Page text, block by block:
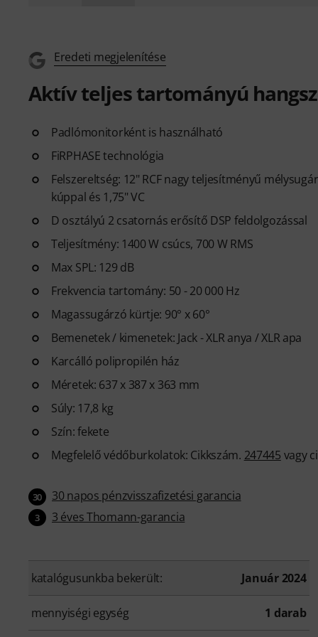
Eredeti megjelenítése
Aktív teljes tartományú
Padlómonitorként is használható
FiRPHASE technológia
Felszereltség: 12" RCF nagy teljesítményű
kúppal és 1,75" VC
D osztályú 2 csatornás erősítő DSP feldolgozással
Teljesítmény: 1400 W csúcs, 700 W RMS
Max SPL: 129 dB
Frekvencia tartomány: 50 - 20 000 Hz
Magassugárzó kürtje: 90° x 60°
Bemenetek / kimenetek: Jack - XLR anya / XLR apa
Karcálló polipropilén ház
Méretek: 637 x 387 x 363 mm
Súly: 17,8 kg
Szín: fekete
Megfelelő védőburkolatok: Cikkszám. 247445 vagy
30 30 napos pénzvisszafizetési garancia
3 3 éves Thomann-garancia
katalógusunkba bekerült: Január 2024
mennyiségi egység 1 darab